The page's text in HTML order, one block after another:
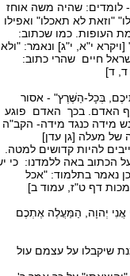
לומדים: שהיה משה אוחז
"וזאת לא תאכלו" ואפילו
העופות. כמו שכתוב:
י"א, י"ג] ונאמר: "ולא
חיים שהרי כתוב:
ד, ד]
בְּכָל-הַשֶּׁרֶץ" - אסור
האדם. בכך האדם פוגע
מידה כנגד מידה- הקב"ה
של מעלה [גן עדן]
להיות קדושים למטה.
הכתוב באה ללמדנו: כי
נאמר בתלמוד: "אכל
דף ט"ז, עמוד ב]
אֲנִי יְהוָה, הַמַּעֲלֶה אֶתְכֶם
שיקבלו על עצמם עול